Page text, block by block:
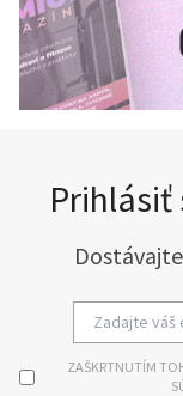
Prihlásiť
ZAŠKRTNUTÍM